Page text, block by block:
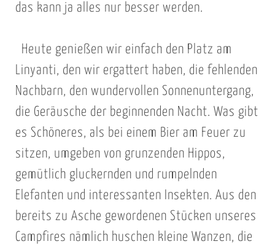
das kann ja alles nur besser werden.
Heute genießen wir einfach den Platz am
Linyanti, den wir ergattert haben, die fehlenden
Nachbarn, den wundervollen Sonnenuntergang,
die Geräusche der beginnenden Nacht. Was gibt
es Schöneres, als bei einem Bier am Feuer zu
sitzen, umgeben von grunzenden Hippos,
gemütlich gluckernden und rumpelnden
Elefanten und interessanten Insekten. Aus den
bereits zu Asche gewordenen Stücken unseres
Campfires nämlich huschen kleine Wanzen, die